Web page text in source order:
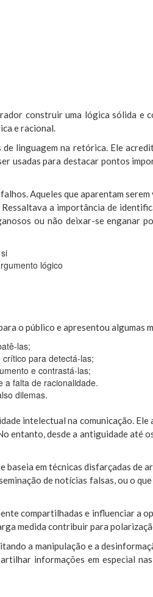
construir uma lógica sólida e
e racional.
linguagem na retórica. Ele
usadas para destacar pontos
Aqueles que aparentam serem
a importância de
ou não deixar-se enganar
lógico
o público e apresentou algumas
las;
para detectá-las;
e contrastá-las;
a falta de racionalidade.
dilemas.
intelectual na comunicação.
desde a antiguidade até
em técnicas disfarçadas de
de notícias falsas, ou o que
compartilhadas e influenciar a
medida contribuir para
a manipulação e a
informações em especial